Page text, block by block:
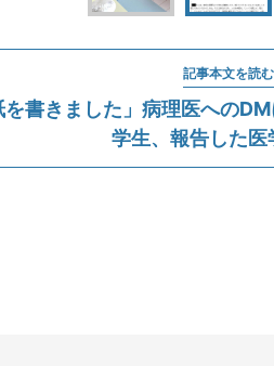
記事本文を読む
を書きました」病理医への
学生、報告した医